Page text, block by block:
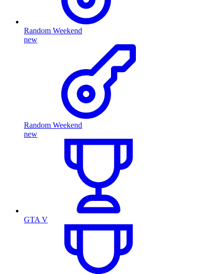
Random Weekend
new
Random Weekend
new
GTA V